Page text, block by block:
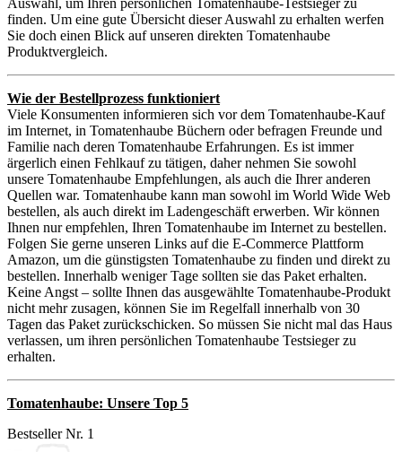
finden. Um eine gute Übersicht dieser Auswahl zu erhalten werfen
Sie doch einen Blick auf unseren direkten Tomatenhaube
Produktvergleich.
Wie der Bestellprozess funktioniert
Viele Konsumenten informieren sich vor dem Tomatenhaube-Kauf
im Internet, in Tomatenhaube Büchern oder befragen Freunde und
Familie nach deren Tomatenhaube Erfahrungen. Es ist immer
ärgerlich einen Fehlkauf zu tätigen, daher nehmen Sie sowohl
unsere Tomatenhaube Empfehlungen, als auch die Ihrer anderen
Quellen war. Tomatenhaube kann man sowohl im World Wide Web
bestellen, als auch direkt im Ladengeschäft erwerben. Wir können
Ihnen nur empfehlen, Ihren Tomatenhaube im Internet zu bestellen.
Folgen Sie gerne unseren Links auf die E-Commerce Plattform
Amazon, um die günstigsten Tomatenhaube zu finden und direkt zu
bestellen. Innerhalb weniger Tage sollten sie das Paket erhalten.
Keine Angst – sollte Ihnen das ausgewählte Tomatenhaube-Produkt
nicht mehr zusagen, können Sie im Regelfall innerhalb von 30
Tagen das Paket zurückschicken. So müssen Sie nicht mal das Haus
verlassen, um ihren persönlichen Tomatenhaube Testsieger zu
erhalten.
Tomatenhaube: Unsere Top 5
Bestseller Nr. 1